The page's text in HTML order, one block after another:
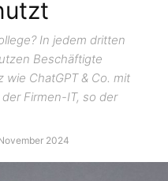
In jedem dritten
Beschäftigte
ChatGPT & Co. mit
Firmen-IT, so der
2024